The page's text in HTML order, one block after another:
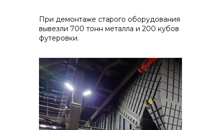
При демонтаже старого оборудования
вывезли 700 тонн металла и 200 кубов
футеровки.